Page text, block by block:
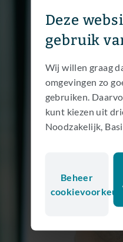
Deze
gebruik
Wij willen graag
omgevingen zo
gebruiken.
kunt kiezen uit
Noodzakelijk,
Beheer